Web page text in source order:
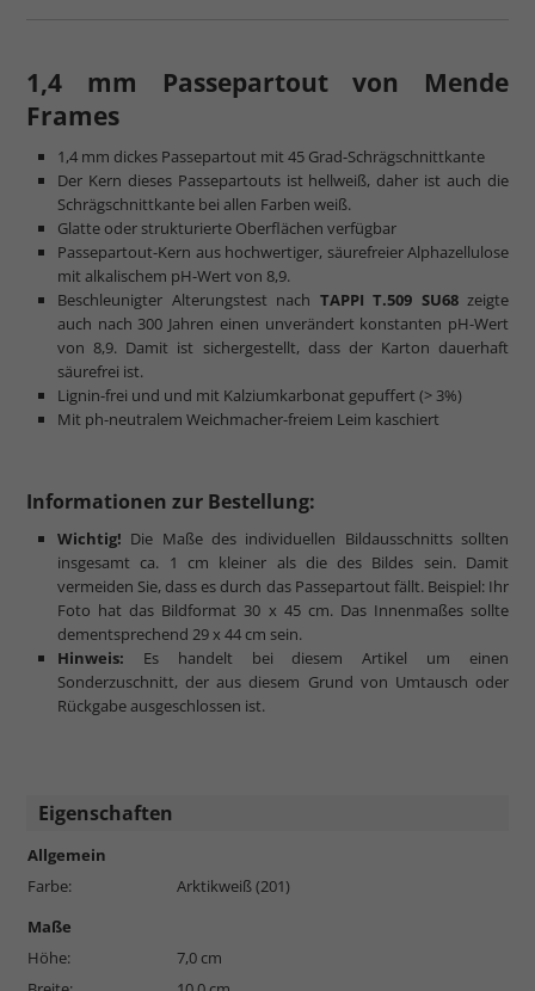
1,4 mm Passepartout von Mende
Frames
1,4 mm dickes Passepartout mit 45 Grad-Schrägschnittkante
Der Kern dieses Passepartouts ist hellweiß, daher ist auch die
Schrägschnittkante bei allen Farben weiß.
Glatte oder strukturierte Oberflächen verfügbar
Passepartout-Kern aus hochwertiger, säurefreier Alphazellulose
mit alkalischem pH-Wert von 8,9.
Beschleunigter Alterungstest nach TAPPI T.509 SU68zeigte
auch nach 300 Jahren einen unverändert konstanten pH-Wert
von 8,9. Damit ist sichergestellt, dass der Karton dauerhaft
säurefrei ist.
Lignin-frei und und mit Kalziumkarbonat gepuffert (> 3%)
Mit ph-neutralem Weichmacher-freiem Leim kaschiert
Informationen zur Bestellung:
Wichtig! Die Maße des individuellen Bildausschnitts sollten
insgesamt ca. 1 cm kleiner als die des Bildes sein. Damit
vermeiden Sie, dass es durch das Passepartout fällt. Beispiel: Ihr
Foto hat das Bildformat 30 x 45 cm. Das Innenmaßes sollte
dementsprechend 29 x 44 cm sein.
Hinweis: Es handelt bei diesem Artikel um einen
Sonderzuschnitt, der aus diesem Grund von Umtausch oder
Rückgabe ausgeschlossen ist.
Eigenschaften
Allgemein
Farbe:
Arktikweiß (201)
Maße
Höhe:
7,0 cm